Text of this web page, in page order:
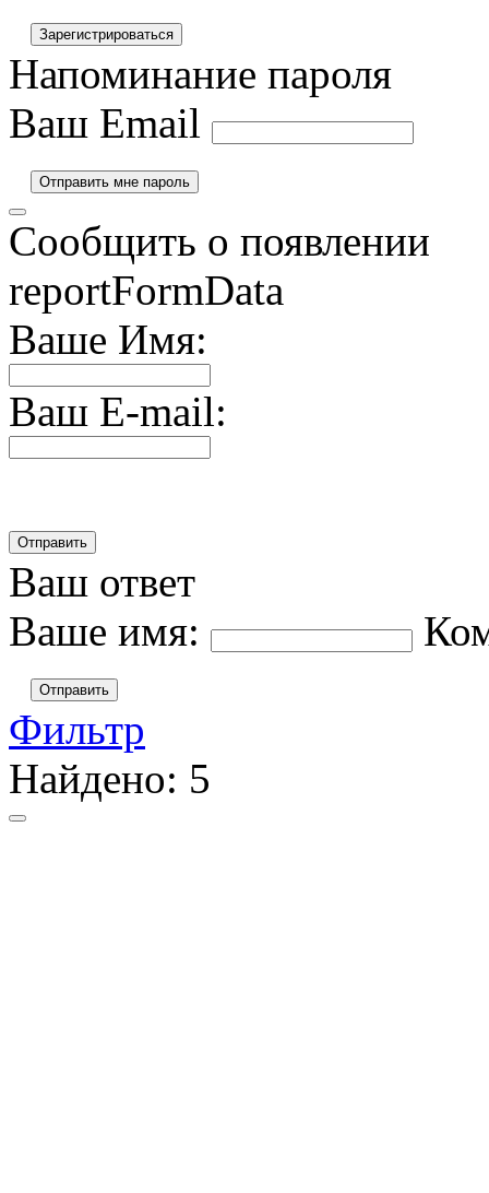
Напоминание пароля
Ваш Email
Сообщить о появлении
reportFormData
Ваше Имя:
Ваш E-mail:
Ваш ответ
Ваше имя:
Отправить
Фильтр
Найдено: 5